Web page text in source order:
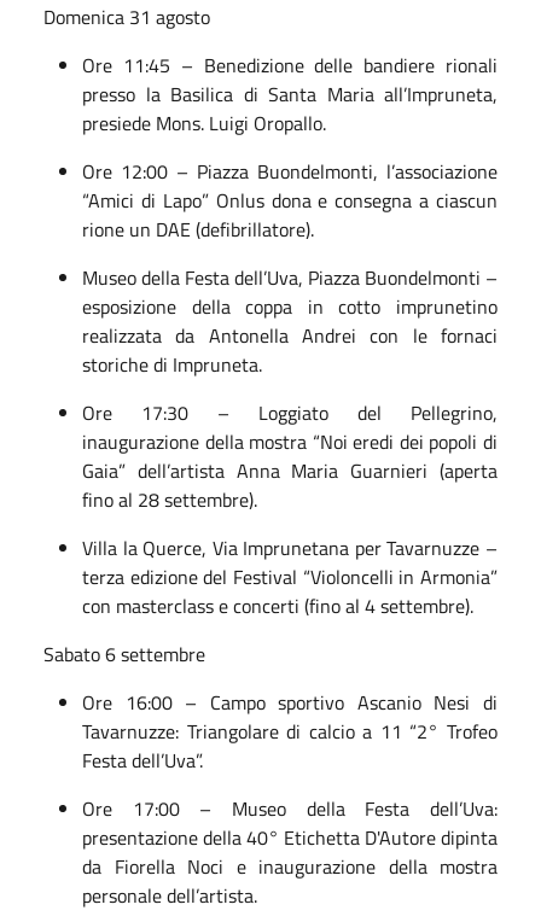
Domenica 31 agosto
Ore 11:45 – Benedizione delle bandiere rionali
presso la Basilica di Santa Maria all’Impruneta,
presiede Mons. Luigi Oropallo.
Ore 12:00 – Piazza Buondelmonti, l’associazione
“Amici di Lapo” Onlus dona e consegna a ciascun
rione un DAE (defibrillatore).
Museo della Festa dell’Uva, Piazza Buondelmonti –
esposizione della coppa in cotto imprunetino
realizzata da Antonella Andrei con le fornaci
storiche di Impruneta.
Ore 17:30 – Loggiato del Pellegrino,
inaugurazione della mostra “Noi eredi dei popoli di
Gaia” dell’artista Anna Maria Guarnieri (aperta
fino al 28 settembre).
Villa la Querce, Via Imprunetana per Tavarnuzze –
terza edizione del Festival “Violoncelli in Armonia”
con masterclass e concerti (fino al 4 settembre).
Sabato 6 settembre
Ore 16:00 – Campo sportivo Ascanio Nesi di
Tavarnuzze: Triangolare di calcio a 11 “2° Trofeo
Festa dell’Uva”.
Ore 17:00 – Museo della Festa dell’Uva:
presentazione della 40° Etichetta D'Autore dipinta
da Fiorella Noci e inaugurazione della mostra
personale dell’artista.